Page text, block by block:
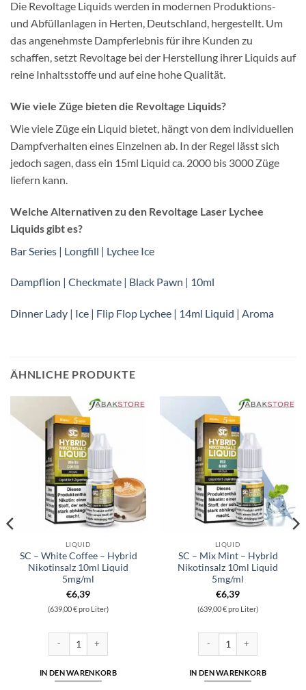
Die Revoltage Liquids werden in modernen Produktions-
und Abfüllanlagen in Herten, Deutschland, hergestellt. Um
das angenehmste Dampferlebnis für ihre Kunden zu
schaffen, setzt Revoltage bei der Herstellung ihrer Liquids auf
reine Inhaltsstoffe und auf eine hohe Qualität.
Wie viele Züge bieten die Revoltage Liquids?
Wie viele Züge ein Liquid bietet, hängt von dem individuellen
Dampfverhalten eines Einzelnen ab. In der Regel lässt sich
jedoch sagen, dass ein 15ml Liquid ca. 2000 bis 3000 Züge
liefern kann.
Welche Alternativen zu den Revoltage Laser Lychee
Liquids gibt es?
Bar Series | Longfill | Lychee Ice
Dampflion | Checkmate | Black Pawn | 10ml
Dinner Lady | Ice | Flip Flop Lychee | 14ml Liquid | Aroma
ÄHNLICHE PRODUKTE
LIQUID
SC – White Coffee – Hybrid
Nikotinsalz 10ml Liquid
5mg/ml
€6,39
(639,00 € pro Liter)
IN DEN WARENKORB
LIQUID
SC – Mix Mint – Hybrid
Nikotinsalz 10ml Liquid
5mg/ml
€6,39
(639,00 € pro Liter)
IN DEN WARENKORB